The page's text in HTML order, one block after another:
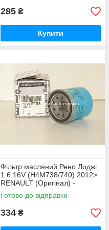
285 ₴
Купити
Фільтр масляний Рено Лоджі
1.6 16V (H4M738/740) 2012>
RENAULT (Оригінал) -
152085758R
Готово до відправки
334 ₴